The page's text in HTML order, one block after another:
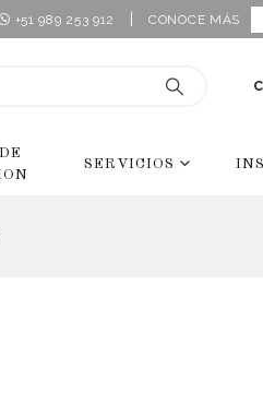
+51 989 253 912 CONOCE MÁS
SERVICIOS